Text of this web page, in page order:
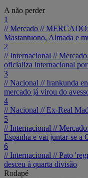
A não perder
1
// Mercado //
Mastantuono, Almada e
2
// Internacional //
oficializa internacional
3
// Nacional //Irankunda
mercado já virou do
4
// Nacional //Ex-Real
5
// Internacional //
Espanha e vai juntar-se a
6
// Internacional //Pato
desceu à quarta divisão
Rodapé